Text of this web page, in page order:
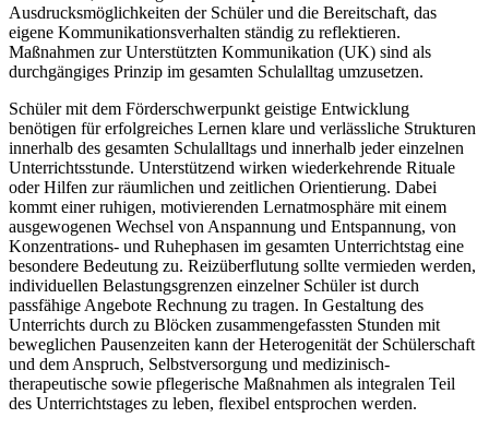
Ausdrucksmöglichkeiten der Schüler und die Bereitschaft, das
eigene Kommunikationsverhalten ständig zu reflektieren.
Maßnahmen zur Unterstützten Kommunikation (UK) sind als
durchgängiges Prinzip im gesamten Schulalltag umzusetzen.
Schüler mit dem Förderschwerpunkt geistige Entwicklung
benötigen für erfolgreiches Lernen klare und verlässliche Strukturen
innerhalb des gesamten Schulalltags und innerhalb jeder einzelnen
Unterrichtsstunde. Unterstützend wirken wiederkehrende Rituale
oder Hilfen zur räumlichen und zeitlichen Orientierung. Dabei
kommt einer ruhigen, motivierenden Lernatmosphäre mit einem
ausgewogenen Wechsel von Anspannung und Entspannung, von
Konzentrations- und Ruhephasen im gesamten Unterrichtstag eine
besondere Bedeutung zu. Reizüberflutung sollte vermieden werden,
individuellen Belastungsgrenzen einzelner Schüler ist durch
passfähige Angebote Rechnung zu tragen. In Gestaltung des
Unterrichts durch zu Blöcken zusammengefassten Stunden mit
beweglichen Pausenzeiten kann der Heterogenität der Schülerschaft
und dem Anspruch, Selbstversorgung und medizinisch-
therapeutische sowie pflegerische Maßnahmen als integralen Teil
des Unterrichtstages zu leben, flexibel entsprochen werden.